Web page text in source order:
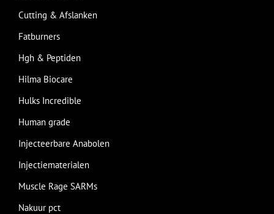
Cutting & Afslanken
Fatburners
Hgh & Peptiden
Hilma Biocare
Hulks Incredible
Human grade
Injecteerbare Anabolen
Injectiematerialen
Muscle Rage SARMs
Nakuur pct